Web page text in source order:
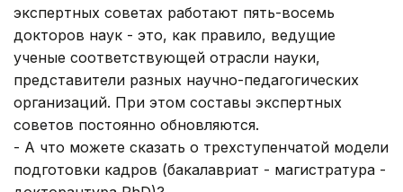
экспертных советах работают пять-восемь
докторов наук - это, как правило, ведущие
ученые соответствующей отрасли науки,
представители разных научно-педагогических
организаций. При этом составы экспертных
советов постоянно обновляются.
- А что можете сказать о трехступенчатой модели
подготовки кадров (бакалавриат - магистратура -